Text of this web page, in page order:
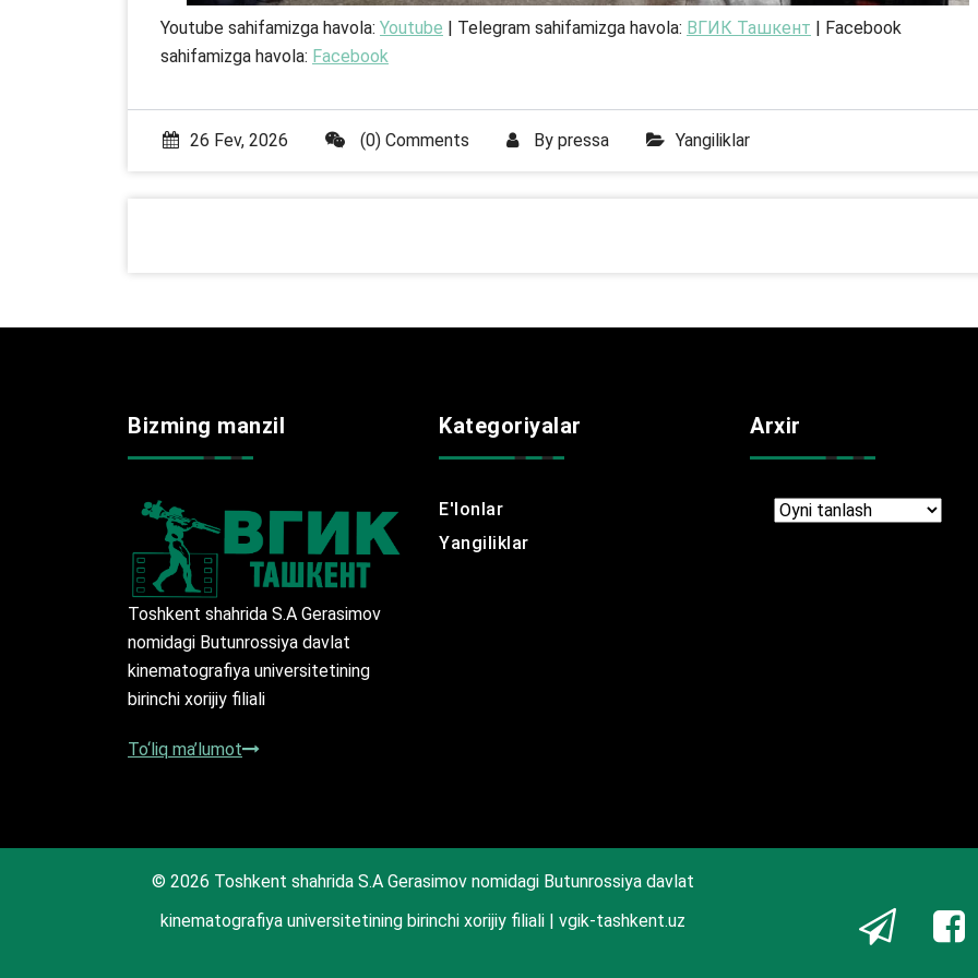
Youtube sahifamizga havola: Youtube | Telegram sahifamizga havola: ВГИК Ташкент | Facebook
sahifamizga havola: Facebook
26 Fev, 2026 (0) Comments By pressa Yangiliklar
Bizming manzil
Toshkent shahrida S.A Gerasimov
nomidagi Butunrossiya davlat
kinematografiya universitetining
birinchi xorijiy filiali
To‘liq ma’lumot
Kategoriyalar
E'lonlar
Yangiliklar
Arxir
Arxir
© 2026 Toshkent shahrida S.A Gerasimov nomidagi Butunrossiya davlat
kinematografiya universitetining birinchi xorijiy filiali | vgik-tashkent.uz